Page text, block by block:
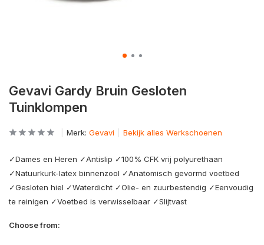
Gevavi Gardy Bruin Gesloten
Tuinklompen
Merk: Gevavi Bekijk alles Werkschoenen
✓Dames en Heren ✓Antislip ✓100% CFK vrij polyurethaan
✓Natuurkurk-latex binnenzool ✓Anatomisch gevormd voetbed
✓Gesloten hiel ✓Waterdicht ✓Olie- en zuurbestendig ✓Eenvoudig
te reinigen ✓Voetbed is verwisselbaar ✓Slijtvast
Choose from: